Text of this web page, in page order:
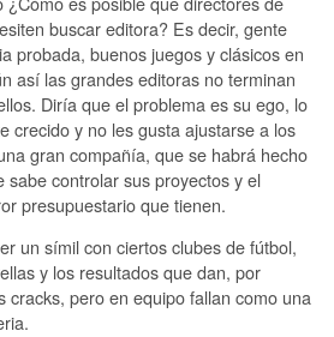
buscar editora? Es decir, gente
probada, buenos juegos y clásicos en
así las grandes editoras no terminan
Diría que el problema es su ego, lo
crecido y no les gusta ajustarse a los
gran compañía, que se habrá hecho
sabe controlar sus proyectos y el
presupuestario que tienen.
un símil con ciertos clubes de fútbol,
y los resultados que dan, por
cracks, pero en equipo fallan como una